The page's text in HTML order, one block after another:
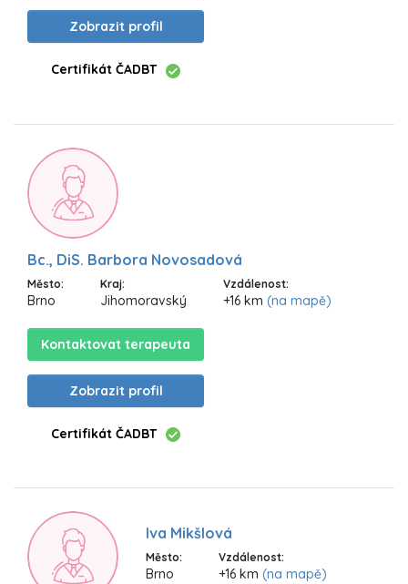
Zobrazit profil
Certifikát ČADBT
Bc., DiS. Barbora Novosadová
Město:
Brno
Kraj:
Jihomoravský
Vzdálenost:
+16 km (na mapě)
Kontaktovat terapeuta
Zobrazit profil
Certifikát ČADBT
Iva Mikšlová
Město:
Brno
Vzdálenost:
+16 km (na mapě)